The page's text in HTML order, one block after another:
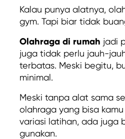
Kalau punya alatnya,
gym. Tapi biar tidak
Olahraga di rumah jadi
juga tidak perlu jauh-
terbatas. Meski begitu,
minimal.
Meski tanpa alat sama
olahraga yang bisa
variasi latihan, ada juga
gunakan.